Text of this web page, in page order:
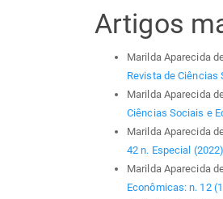
Artigos
Marilda Aparecida
Revista de Ciências
Marilda Aparecida
Ciências Sociais e
Marilda Aparecida
42 n. Especial
Marilda Aparecida
Econômicas: n. 12